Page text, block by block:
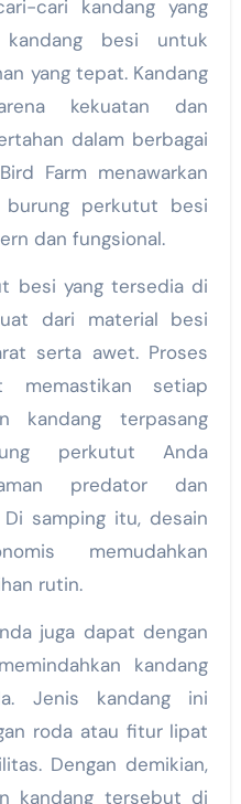
cari kandang yang
besi untuk
yang tepat. Kandang
kekuatan dan
dalam berbagai
Farm menawarkan
burung perkutut besi
dan fungsional.
besi yang tersedia di
dari material besi
serta awet. Proses
memastikan setiap
kandang terpasang
perkutut Anda
predator dan
samping itu, desain
memudahkan
rutin.
juga dapat dengan
kandang
Jenis kandang ini
roda atau fitur lipat
Dengan demikian,
kandang tersebut di